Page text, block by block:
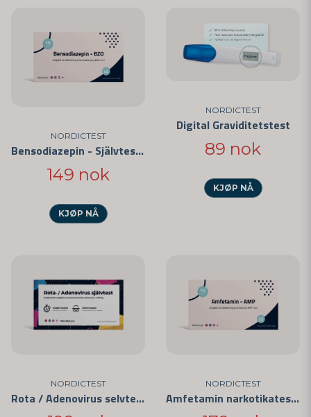
NORDICTEST
Bensodiazepin - Självtest 5-pack
149 nok
KJØP NÅ
NORDICTEST
Digital Graviditetstest
89 nok
KJØP NÅ
NORDICTEST
Rota / Adenovirus selvtest
NORDICTEST
Amfetamin narkotikatest - Hurtigtest for privat bruk 5-pakning